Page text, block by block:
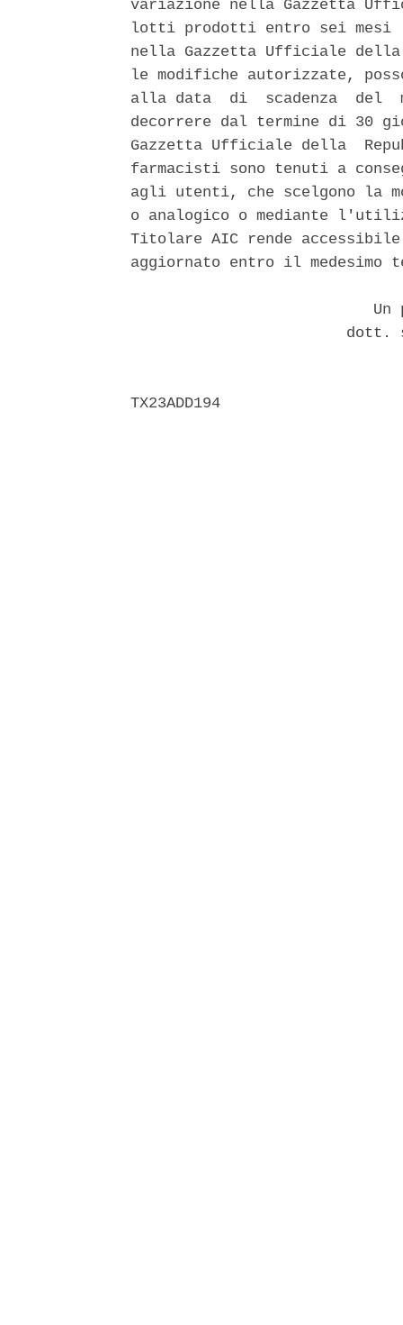
variazione nella Gazzetta
lotti prodotti entro sei mesi
nella Gazzetta Ufficiale
le modifiche autorizzate,
alla data  di  scadenza  del
decorrere dal termine di 30
Gazzetta Ufficiale della
farmacisti sono tenuti a
agli utenti, che scelgono la
o analogico o mediante
Titolare AIC rende
aggiornato entro il medesimo
Un